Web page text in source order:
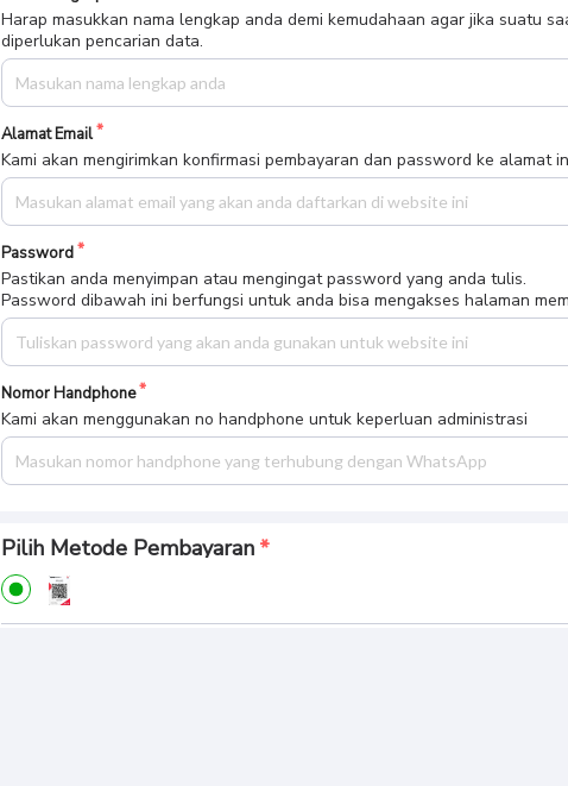
Harap masukkan nama lengkap anda demi kemudahaan agar jika suatu
diperlukan pencarian data.
Alamat Email
Kami akan mengirimkan konfirmasi pembayaran dan password ke alamat
Password
Pastikan anda menyimpan atau mengingat password yang anda tulis.
Password dibawah ini berfungsi untuk anda bisa mengakses halaman
Nomor Handphone
Kami akan menggunakan no handphone untuk keperluan administrasi
Pilih Metode Pembayaran